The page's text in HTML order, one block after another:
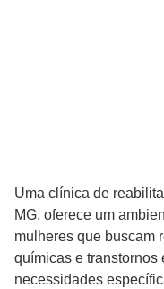
Uma clínica de
MG, oferece um
mulheres que buscam
químicas e transtornos
necessidades